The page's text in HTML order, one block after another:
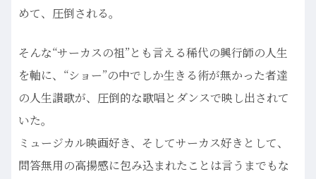
めて、圧倒される。
そんな“サーカスの祖”とも言える稀代の興行師の人生
を軸に、“ショー”の中でしか生きる術が無かった者達
の人生讃歌が、圧倒的な歌唱とダンスで映し出されて
いた。
ミュージカル映画好き、そしてサーカス好きとして、
問答無用の高揚感に包み込まれたことは言うまでもな